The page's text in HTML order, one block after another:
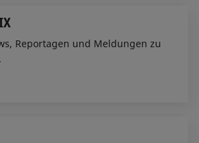
Reportagen und Meldungen zu